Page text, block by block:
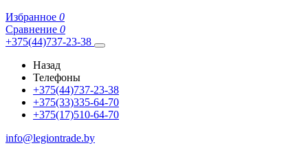
Избранное 0
Сравнение 0
+375(44)737-23-38
Назад
Телефоны
+375(44)737-23-38
+375(33)335-64-70
+375(17)510-64-70
info@legiontrade.by